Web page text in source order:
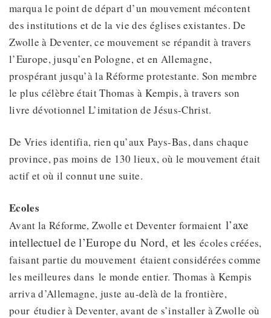
marqua le point de départ d’un mouvement mécontent
des institutions et de la vie des églises existantes. De
Zwolle à Deventer, ce mouvement se répandit à travers
l’Europe, jusqu’en Pologne, et en Allemagne,
prospérant jusqu’à la Réforme protestante. Son membre
le plus célèbre était Thomas à Kempis, à travers son
livre dévotionnel L’imitation de Jésus-Christ.
De Vries identifia, rien qu’aux Pays-Bas, dans chaque
province, pas moins de 130 lieux, où le mouvement était
actif et où il connut une suite.
Ecoles
Avant la Réforme, Zwolle et Deventer formaient l’axe
intellectuel de l’Europe du Nord, et les écoles créées,
faisant partie du mouvement étaient considérées comme
les meilleures dans le monde entier. Thomas à Kempis
arriva d’Allemagne, juste au-delà de la frontière,
pour étudier à Deventer, avant de s’installer à Zwolle où